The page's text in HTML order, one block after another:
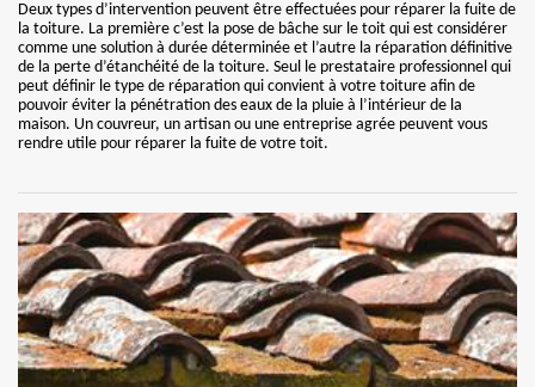
Deux types d’intervention peuvent être effectuées pour réparer la fuite de
la toiture. La première c’est la pose de bâche sur le toit qui est considérer
comme une solution à durée déterminée et l’autre la réparation définitive
de la perte d’étanchéité de la toiture. Seul le prestataire professionnel qui
peut définir le type de réparation qui convient à votre toiture afin de
pouvoir éviter la pénétration des eaux de la pluie à l’intérieur de la
maison. Un couvreur, un artisan ou une entreprise agrée peuvent vous
rendre utile pour réparer la fuite de votre toit.